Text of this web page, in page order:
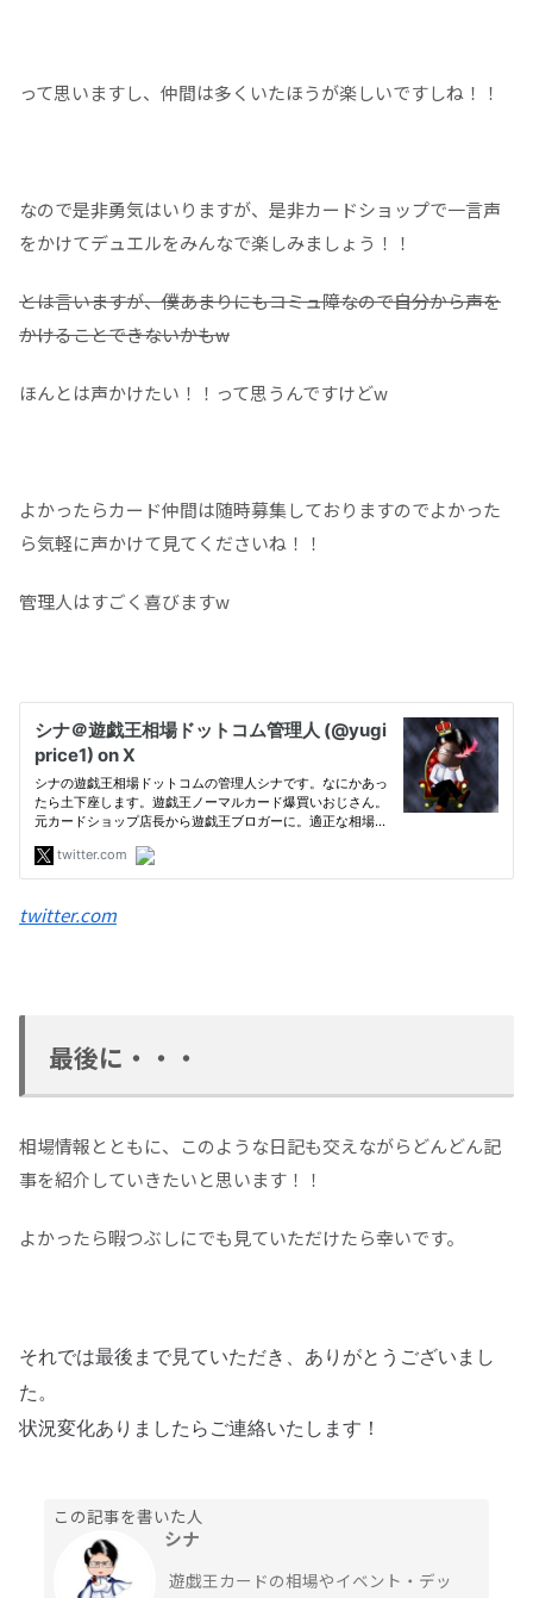
って思いますし、仲間は多くいたほうが楽しいですしね！！
なので是非勇気はいりますが、是非カードショップで一言声
をかけてデュエルをみんなで楽しみましょう！！
とは言いますが、僕あまりにもコミュ障なので自分から声を
かけることできないかもw
ほんとは声かけたい！！って思うんですけどw
よかったらカード仲間は随時募集しておりますのでよかった
ら気軽に声かけて見てくださいね！！
管理人はすごく喜びますw
twitter.com
最後に・・・
相場情報とともに、このような日記も交えながらどんどん記
事を紹介していきたいと思います！！
よかったら暇つぶしにでも見ていただけたら幸いです。
それでは最後まで見ていただき、ありがとうございまし
た。
状況変化ありましたらご連絡いたします！
この記事を書いた人
シナ
遊戯王カードの相場やイベント・デッ